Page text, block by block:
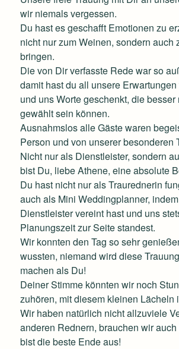
wir niemals vergessen.
Du hast es geschafft Emotionen zu
nicht nur zum Weinen, sondern auch
bringen.
Die von Dir verfasste Rede war so
damit hast du all unsere
und uns Worte geschenkt, die besser
gewählt sein können.
Ausnahmslos alle Gäste waren
Person und von unserer besonderen
Nicht nur als Dienstleister, sondern
bist Du, liebe Athene, eine absolute
Du hast nicht nur als Traurednerin
auch als Mini Weddingplanner,
Dienstleister vereint hast und uns
Planungszeit zur Seite standest.
Wir konnten den Tag so sehr
wussten, niemand wird diese
machen als Du!
Deiner Stimme könnten wir noch
zuhören, mit diesem kleinen Lächeln
Wir haben natürlich nicht allzuviele
anderen Rednern, brauchen wir
bist die beste Ende aus!